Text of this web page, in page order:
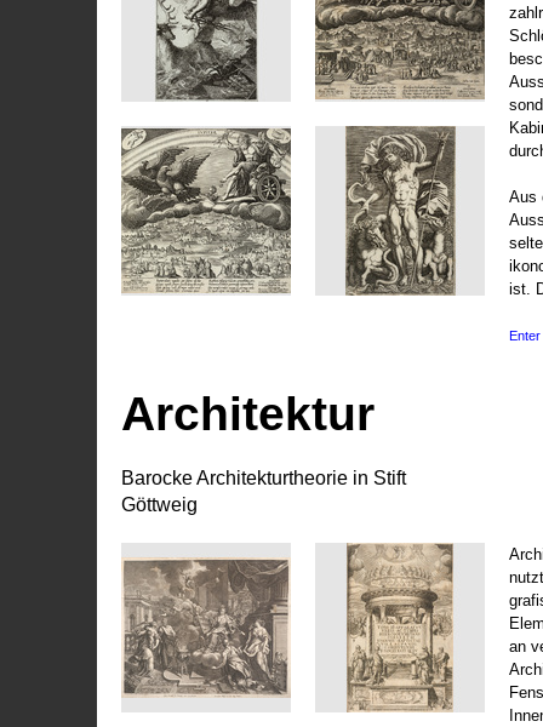
Aus
ist.
Enter
Architektur
Barocke Architekturtheorie in Stift
Göttweig
an